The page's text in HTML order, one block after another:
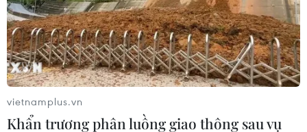
TIN CÙNG CHUYÊN MỤC
Mỹ áp thuế 15% đối với nguyên liệu
vietnamplus.vn
Khẩn trương phân luồng giao thông sau vụ